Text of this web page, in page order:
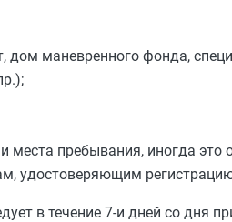
дом маневренного фонда,
места пребывания, иногда
удостоверяющим
в течение 7-и дней со дня